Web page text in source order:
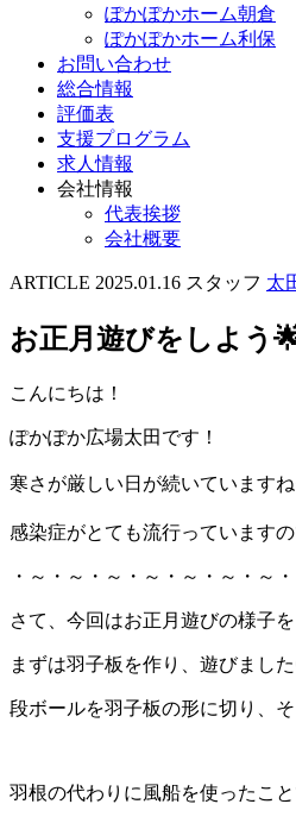
ぽかぽかホーム朝倉
ぽかぽかホーム利保
お問い合わせ
総合情報
評価表
支援プログラム
求人情報
会社情報
代表挨拶
会社概要
ARTICLE 2025.01.16 スタッフ 太
お正月遊びをしよう
こんにちは！
ぽかぽか広場太田です！
寒さが厳しい日が続いています
感染症がとても流行っています
・～・～・～・～・～・～・～
さて、今回はお正月遊びの様子
まずは羽子板を作り、遊びまし
段ボールを羽子板の形に切り、
羽根の代わりに風船を使ったこ